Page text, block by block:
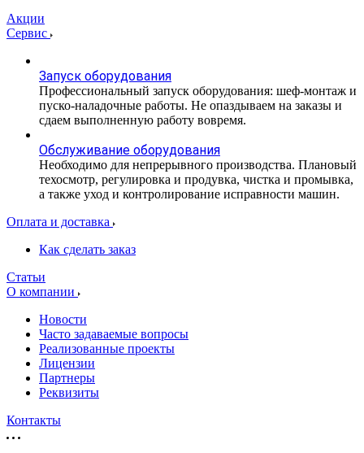
Акции
Сервис
Запуск оборудования
Профессиональный запуск оборудования: шеф-монтаж и
пуско-наладочные работы. Не опаздываем на заказы и
сдаем выполненную работу вовремя.
Обслуживание оборудования
Необходимо для непрерывного производства. Плановый
техосмотр, регулировка и продувка, чистка и промывка,
а также уход и контролирование исправности машин.
Оплата и доставка
Как сделать заказ
Статьи
О компании
Новости
Часто задаваемые вопросы
Реализованные проекты
Лицензии
Партнеры
Реквизиты
Контакты